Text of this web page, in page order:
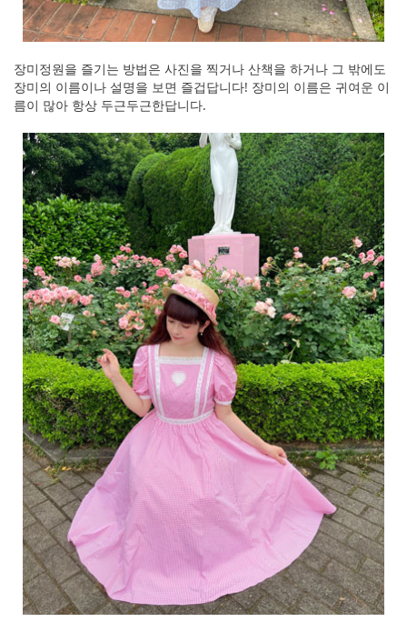
장미정원을 즐기는 방법은 사진을 찍거나 산책을 하거나 그 밖에도
장미의 이름이나 설명을 보면 즐겁답니다! 장미의 이름은 귀여운 이
름이 많아 항상 두근두근한답니다.